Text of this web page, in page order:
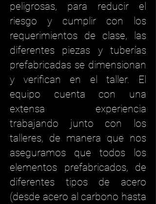
peligrosas, para reducir el
riesgo y cumplir con los
requerimientos de clase, las
diferentes piezas y tuberías
prefabricadas se dimensionan
y verifican en el taller. El
equipo cuenta con una
extensa experiencia
trabajando junto con los
talleres, de manera que nos
aseguramos que todos los
elementos prefabricados, de
diferentes tipos de acero
(desde acero al carbono hasta